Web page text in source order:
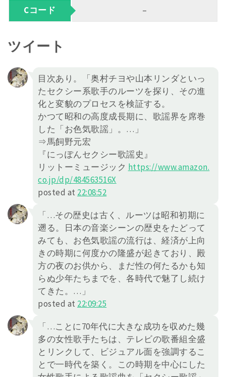
Cコード –
ツイート
目次あり。「奥村チヨや山本リンダといっ
たセクシー系歌手のルーツを探り、その進
化と変貌のプロセスを検証する。
かつて昭和の高度成長期に、歌謡界を席巻
した「お色気歌謡」。…」
⇒馬飼野元宏
『にっぽんセクシー歌謡史』
リットーミュージック https://www.amazon.
co.jp/dp/484563516X
posted at 22:08:52
「…その歴史は古く、ルーツは昭和初期に
遡る。日本の音楽シーンの歴史をたどって
みても、お色気歌謡の流行は、経済が上向
きの時期に何度かの隆盛が起きており、殿
方の夜のお供から、まだ性の何たるかも知
らぬ少年たちまでを、各時代で魅了し続け
てきた。…」
posted at 22:09:25
「…ことに70年代に大きな成功を収めた幾
多の女性歌手たちは、テレビの歌番組全盛
とリンクして、ビジュアル面を強調するこ
とで一時代を築く。この時期を中心にした